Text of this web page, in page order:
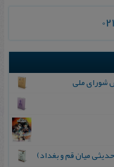
شورای‌ ملی
میان قم و بغداد)